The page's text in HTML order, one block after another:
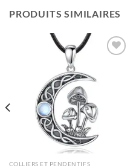
PRODUITS SIMILAIRES
COLLIERS ET PENDENTIFS